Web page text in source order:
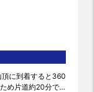
に到着すると360
め片道約20分で